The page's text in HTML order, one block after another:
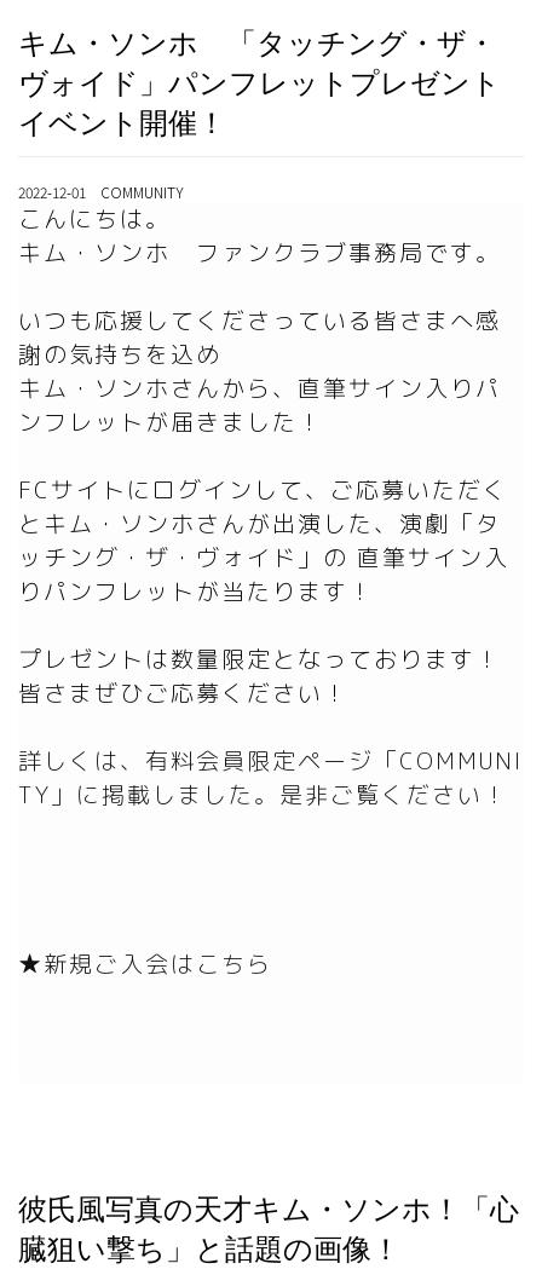
キム・ソンホ 「タッチング・ザ・
ヴォイド」パンフレットプレゼント
イベント開催！
2022-12-01 COMMUNITY
こんにちは。
キム・ソンホ　ファンクラブ事務局です。
いつも応援してくださっている皆さまへ感
謝の気持ちを込め
キム・ソンホさんから、直筆サイン入りパ
ンフレットが届きました！
FCサイトにログインして、ご応募いただく
とキム・ソンホさんが出演した、演劇「タ
ッチング・ザ・ヴォイド」の 直筆サイン入
りパンフレットが当たります！
プレゼントは数量限定となっております！
詳しくは、有料会員限定ページ「COMMUNI
TY」に掲載しました。是非ご覧ください！
★新規ご入会はこちら
彼氏風写真の天才キム・ソンホ！「心
臓狙い撃ち」と話題の画像！